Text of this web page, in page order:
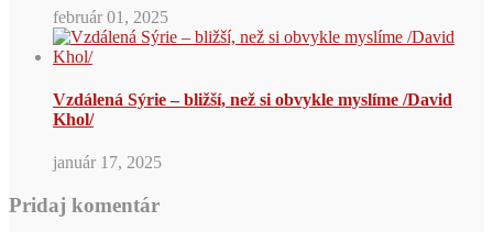
február 01, 2025
Vzdálená Sýrie – bližší, než si obvykle myslíme /David
Khol/
január 17, 2025
Pridaj komentár